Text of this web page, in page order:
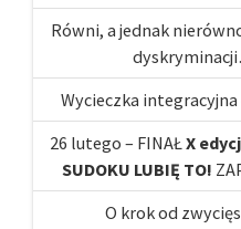
Równi, a jednak
Wycieczka integracyjna
26 lutego – FINAŁX
SUDOKU LUBIĘ TO!
O krok od